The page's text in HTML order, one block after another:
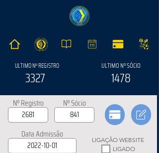
ULTIMO Nº REGISTRO
3327
ULTIMO Nº SÓCIO
1478
Nº Registro Nº Sócio
Data Admissão
LIGAÇÃO WEBSITE
LIGADO